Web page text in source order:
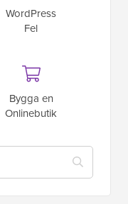
WordPress
Fel
Bygga en
Onlinebutik